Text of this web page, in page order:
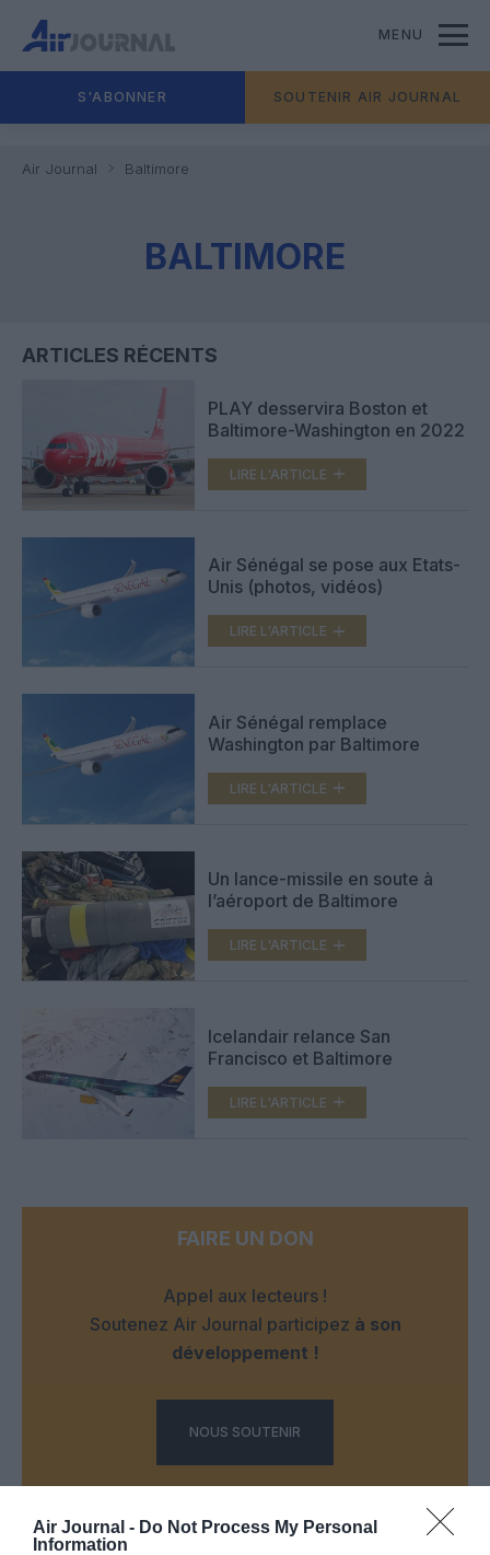
Air Journal - Do Not Process My Personal
Information
MENU
S'ABONNER SOUTENIR AIR JOURNAL
Air Journal Baltimore
BALTIMORE
ARTICLES RÉCENTS
PLAY desservira Boston et
Baltimore-Washington en 2022
LIRE L'ARTICLE
Air Sénégal se pose aux Etats-
Unis (photos, vidéos)
LIRE L'ARTICLE
Air Sénégal remplace
Washington par Baltimore
LIRE L'ARTICLE
Un lance-missile en soute à
l’aéroport de Baltimore
LIRE L'ARTICLE
Icelandair relance San
Francisco et Baltimore
LIRE L'ARTICLE
FAIRE UN DON
Appel aux lecteurs !
Soutenez Air Journal participez à son
développement !
NOUS SOUTENIR